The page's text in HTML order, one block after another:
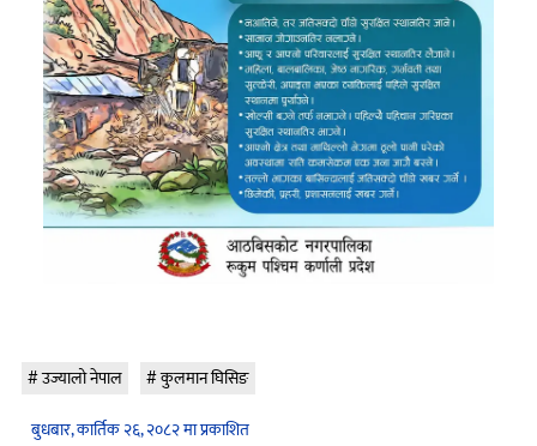
उज्यालो नेपाल
कुलमान घिसिङ
बुधबार, कार्तिक २६, २०८२ मा प्रकाशित